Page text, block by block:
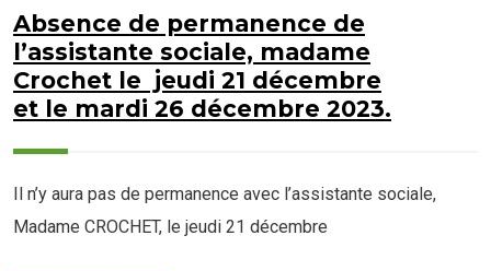
Absence de permanence de
l’assistante sociale, madame
Crochet le jeudi 21 décembre
et le mardi 26 décembre 2023.
Il n’y aura pas de permanence avec l’assistante sociale,
Madame CROCHET, le jeudi 21 décembre